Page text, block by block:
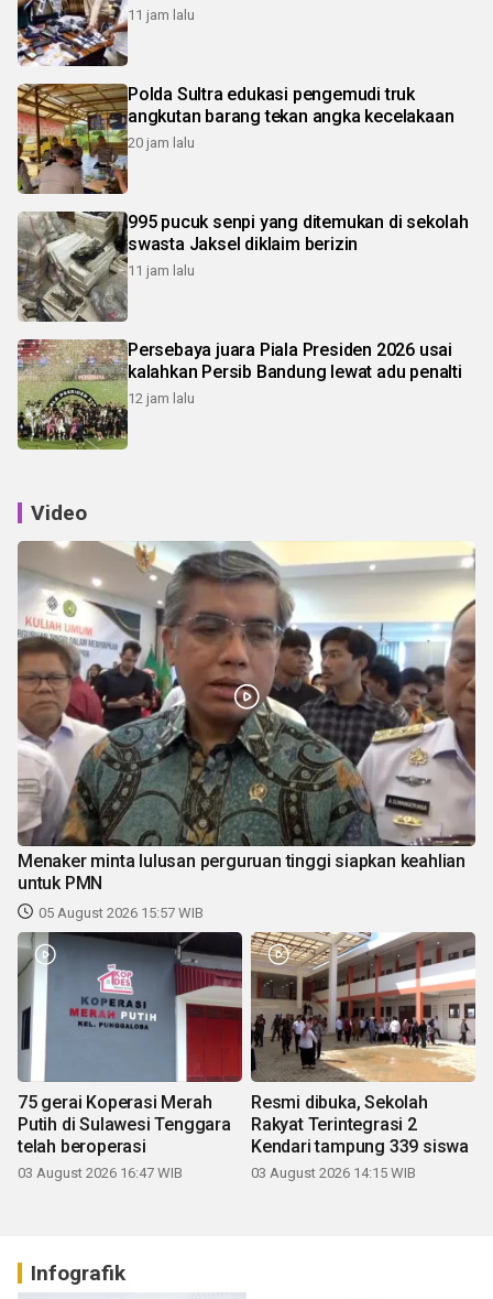
11 jam lalu
Polda Sultra edukasi pengemudi truk
angkutan barang tekan angka kecelakaan
20 jam lalu
995 pucuk senpi yang ditemukan di sekolah
swasta Jaksel diklaim berizin
11 jam lalu
Persebaya juara Piala Presiden 2026 usai
kalahkan Persib Bandung lewat adu penalti
12 jam lalu
Video
Menaker minta lulusan perguruan tinggi siapkan keahlian
untuk PMN
05 August 2026 15:57 WIB
75 gerai Koperasi Merah
Putih di Sulawesi Tenggara
telah beroperasi
03 August 2026 16:47 WIB
Resmi dibuka, Sekolah
Rakyat Terintegrasi 2
Kendari tampung 339 siswa
03 August 2026 14:15 WIB
Infografik